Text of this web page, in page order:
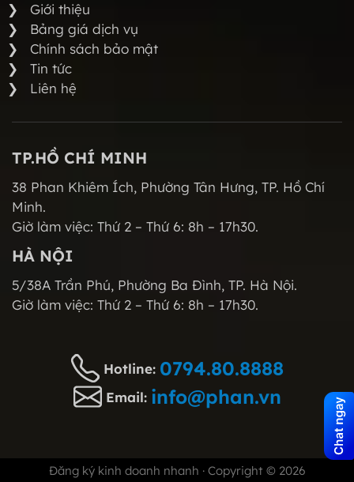
Giới thiệu
Bảng giá dịch vụ
Chính sách bảo mật
Tin tức
Liên hệ
TP.HỒ CHÍ MINH
38 Phan Khiêm Ích, Phường Tân Hưng, TP. Hồ Chí
Minh.
Giờ làm việc: Thứ 2 – Thứ 6: 8h – 17h30.
HÀ NỘI
5/38A Trần Phú, Phường Ba Đình, TP. Hà Nội.
Giờ làm việc: Thứ 2 – Thứ 6: 8h – 17h30.
Hotline: 0794.80.8888
Email: info@phan.vn
Đăng ký kinh doanh nhanh · Copyright © 2026